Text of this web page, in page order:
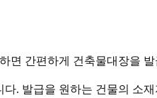
면 간편하게 건축물대장을
. 발급을 원하는 건물의 소